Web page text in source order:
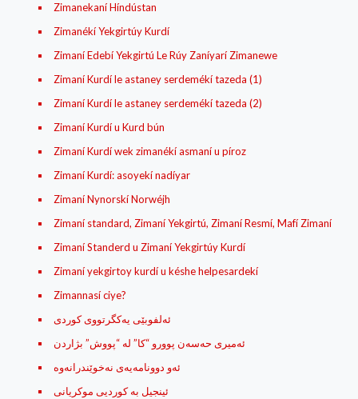
Zimanekaní Híndústan
Zimanékí Yekgirtúy Kurdí
Zimaní Edebí Yekgirtú Le Rúy Zaníyarí Zimanewe
Zimaní Kurdí le astaney serdemékí tazeda (1)
Zimaní Kurdí le astaney serdemékí tazeda (2)
Zimaní Kurdí u Kurd bún
Zimaní Kurdí wek zimanékí asmaní u píroz
Zimaní Kurdí: asoyekí nadíyar
Zimaní Nynorskí Norwéjh
Zimaní standard, Zimaní Yekgirtú, Zimaní Resmí, Mafí Zimaní
Zimaní Standerd u Zimaní Yekgirtúy Kurdí
Zimaní yekgirtoy kurdí u késhe helpesardekí
Zimannasí ciye?
ئه‌لفوبێی یه‌کگرتووی کوردی
ئه‌میری حه‌سه‌ن پوورو “کا” له‌ “پووش” بژاردن
ئینجیل بە کوردیی موکریانی